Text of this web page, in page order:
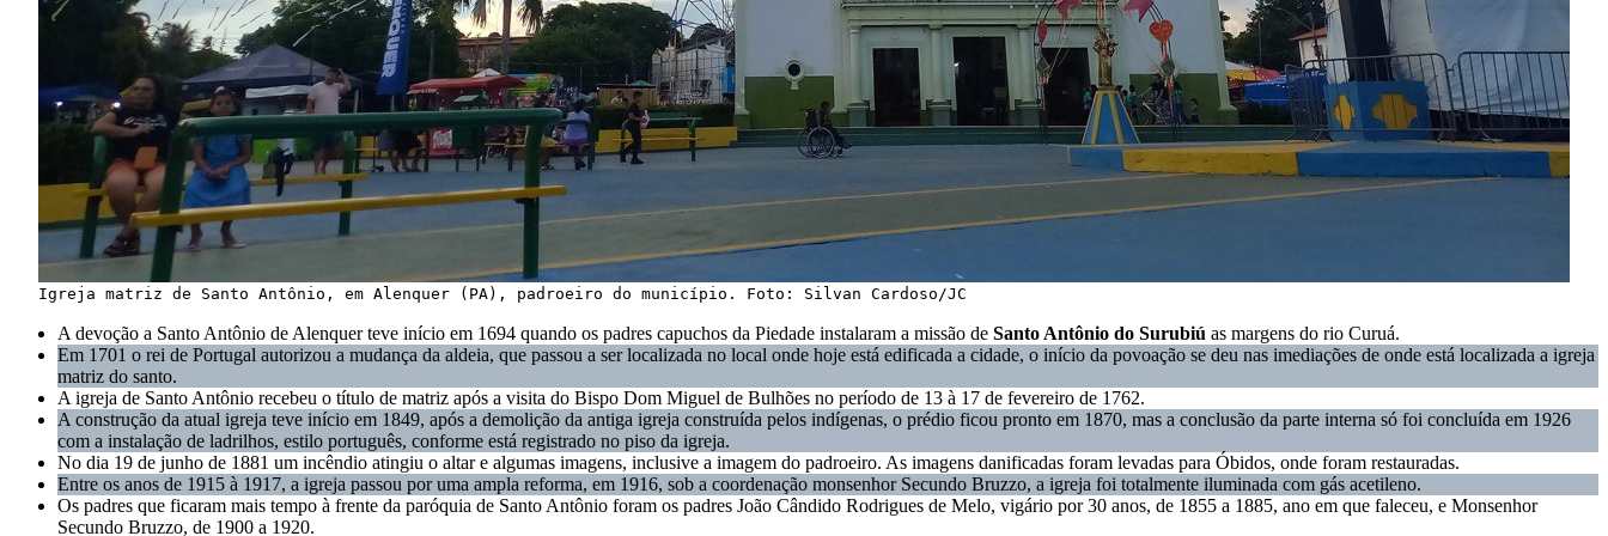
Igreja matriz de Santo Antônio, em Alenquer (PA), padroeiro do município. Foto: Silvan Cardoso/JC
A devoção a Santo Antônio de Alenquer teve início em 1694 quando os padres capuchos da Piedade instalaram a missão de Santo Antônio do Surubiú as margens do rio Curuá.
Em 1701 o rei de Portugal autorizou a mudança da aldeia, que passou a ser localizada no local onde hoje está edificada a cidade, o início da povoação se deu nas imediações de onde está localizada a igreja
matriz do santo.
A igreja de Santo Antônio recebeu o título de matriz após a visita do Bispo Dom Miguel de Bulhões no período de 13 à 17 de fevereiro de 1762.
A construção da atual igreja teve início em 1849, após a demolição da antiga igreja construída pelos indígenas, o prédio ficou pronto em 1870, mas a conclusão da parte interna só foi concluída em 1926
com a instalação de ladrilhos, estilo português, conforme está registrado no piso da igreja.
No dia 19 de junho de 1881 um incêndio atingiu o altar e algumas imagens, inclusive a imagem do padroeiro. As imagens danificadas foram levadas para Óbidos, onde foram restauradas.
Entre os anos de 1915 à 1917, a igreja passou por uma ampla reforma, em 1916, sob a coordenação monsenhor Secundo Bruzzo, a igreja foi totalmente iluminada com gás acetileno.
Os padres que ficaram mais tempo à frente da paróquia de Santo Antônio foram os padres João Cândido Rodrigues de Melo, vigário por 30 anos, de 1855 a 1885, ano em que faleceu, e Monsenhor
Secundo Bruzzo, de 1900 a 1920.